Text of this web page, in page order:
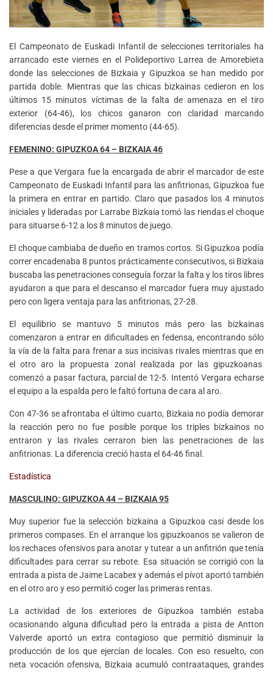
El Campeonato de Euskadi Infantil de selecciones territoriales ha
arrancado este viernes en el Polideportivo Larrea de Amorebieta
donde las selecciones de Bizkaia y Gipuzkoa se han medido por
partida doble. Mientras que las chicas bizkainas cedieron en los
últimos 15 minutos víctimas de la falta de amenaza en el tiro
exterior (64-46), los chicos ganaron con claridad marcando
diferencias desde el primer momento (44-65).
FEMENINO: GIPUZKOA 64 – BIZKAIA 46
Pese a que Vergara fue la encargada de abrir el marcador de este
Campeonato de Euskadi Infantil para las anfitrionas, Gipuzkoa fue
la primera en entrar en partido. Claro que pasados los 4 minutos
iniciales y lideradas por Larrabe Bizkaia tomó las riendas el choque
para situarse 6-12 a los 8 minutos de juego.
El choque cambiaba de dueño en tramos cortos. Si Gipuzkoa podía
correr encadenaba 8 puntos prácticamente consecutivos, si Bizkaia
buscaba las penetraciones conseguía forzar la falta y los tiros libres
ayudaron a que para el descanso el marcador fuera muy ajustado
pero con ligera ventaja para las anfitrionas, 27-28.
El equilibrio se mantuvo 5 minutos más pero las bizkainas
comenzaron a entrar en dificultades en fedensa, encontrando sólo
la vía de la falta para frenar a sus incisivas rivales mientras que en
el otro aro la propuesta zonal realizada por las gipuzkoanas
comenzó a pasar factura, parcial de 12-5. Intentó Vergara echarse
el equipo a la espalda pero le faltó fortuna de cara al aro.
Con 47-36 se afrontaba el último cuarto, Bizkaia no podía demorar
la reacción pero no fue posible porque los triples bizkainos no
entraron y las rivales cerraron bien las penetraciones de las
anfitrionas. La diferencia creció hasta el 64-46 final.
Estadística
MASCULINO: GIPUZKOA 44 – BIZKAIA 95
Muy superior fue la selección bizkaina a Gipuzkoa casi desde los
primeros compases. En el arranque los gipuzkoanos se valieron de
los rechaces ofensivos para anotar y tutear a un anfitrión que tenía
dificultades para cerrar su rebote. Esa situación se corrigió con la
entrada a pista de Jaime Lacabex y además el pívot aportó también
en el otro aro y eso permitió coger las primeras rentas.
La actividad de los exteriores de Gipuzkoa también estaba
ocasionando alguna dificultad pero la entrada a pista de Antton
Valverde aportó un extra contagioso que permitió disminuir la
producción de los que ejercían de locales. Con eso resuelto, con
neta vocación ofensiva, Bizkaia acumuló contraataques, grandes